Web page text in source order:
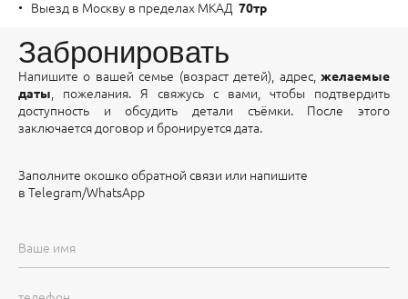
Выезд в Москву в пределах МКАД 70тр
Забронировать
Напишите о вашей семье (возраст детей), адрес, желаемые
даты
, пожелания. Я свяжусь с вами, чтобы подтвердить
доступность и обсудить детали съёмки. После этого
заключается договор и бронируется дата.
Заполните окошко обратной связи или напишите
в Telegram/WhatsApp